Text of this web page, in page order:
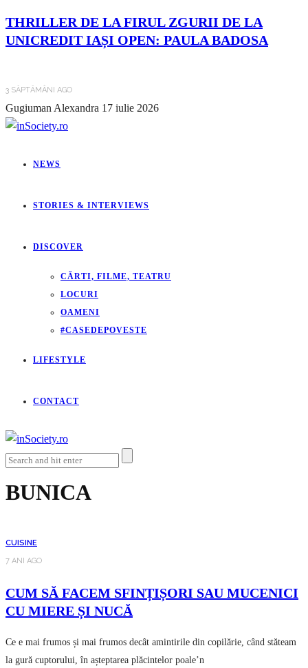
THRILLER DE LA FIRUL ZGURII DE LA
UNICREDIT IAȘI OPEN: PAULA BADOSA
3 SĂPTĂMÂNI AGO
Gugiuman Alexandra 17 iulie 2026
NEWS
STORIES & INTERVIEWS
DISCOVER
CĂRTI, FILME, TEATRU
LOCURI
OAMENI
#CASEDEPOVESTE
LIFESTYLE
CONTACT
BUNICA
CUISINE
7 ANI AGO
CUM SĂ FACEM SFINȚIȘORI SAU MUCENICI
CU MIERE ȘI NUCĂ
Ce e mai frumos și mai frumos decât amintirile din copilărie, când stăteam
la gură cuptorului, în așteptarea plăcintelor poale’n